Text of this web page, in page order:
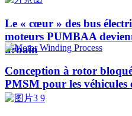
Le « cœur » des bus
moteurs PUMBAA
urbain
Conception à rotor
PMSM pour les véhicules